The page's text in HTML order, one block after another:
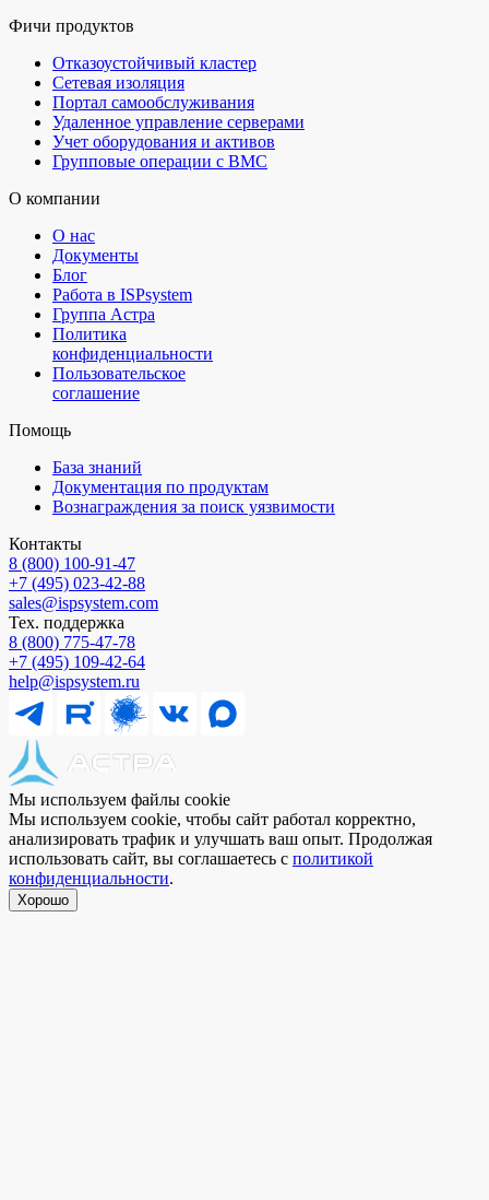
Фичи продуктов
Отказоустойчивый кластер
Сетевая изоляция
Портал самообслуживания
Удаленное управление серверами
Учет оборудования и активов
Групповые операции с BMC
О компании
О нас
Документы
Блог
Работа в ISPsystem
Группа Астра
Политика
конфиденциальности
Пользовательское
соглашение
Помощь
База знаний
Документация по продуктам
Вознаграждения за поиск уязвимости
Контакты
8 (800) 100⁠-⁠91⁠-⁠47
+7 (495) 023⁠-⁠42⁠-⁠88
sales@ispsystem.com
Тех. поддержка
8 (800) 775⁠-⁠47⁠-⁠78
+7 (495) 109⁠-⁠42⁠-⁠64
help@ispsystem.ru
Мы используем файлы cookie
Мы используем cookie, чтобы сайт работал корректно,
анализировать трафик и улучшать ваш опыт. Продолжая
использовать сайт, вы соглашаетесь с политикой
конфиденциальности.
Хорошо